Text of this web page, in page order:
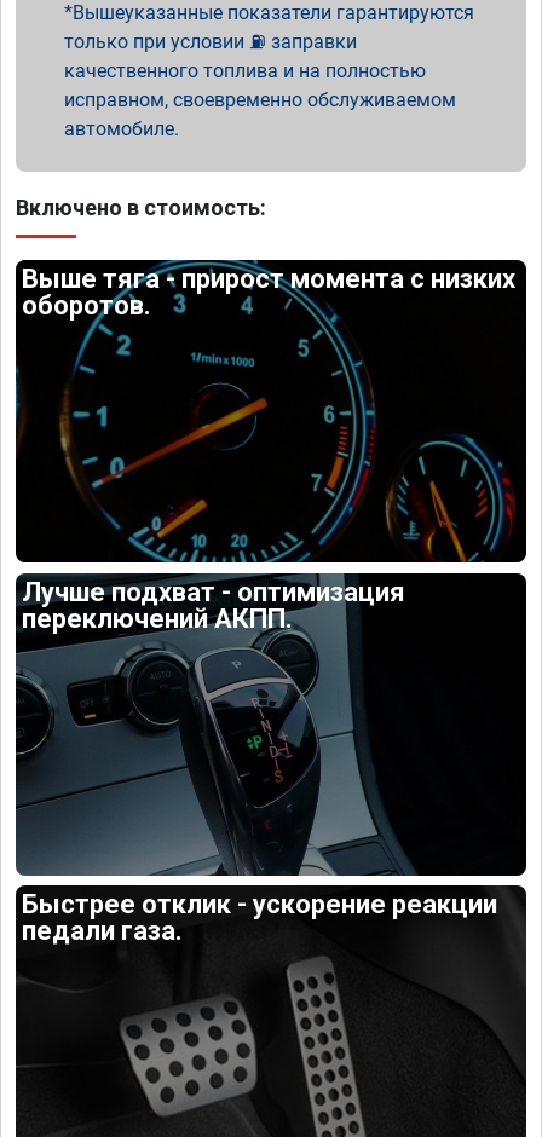
Вышеуказанные показатели гарантируются
только при условии ⛽ заправки
качественного топлива и на полностью
исправном, своевременно обслуживаемом
автомобиле.
Включено в стоимость:
Выше тяга - прирост момента с низких
оборотов.
Лучше подхват - оптимизация
переключений АКПП.
Быстрее отклик - ускорение реакции
педали газа.